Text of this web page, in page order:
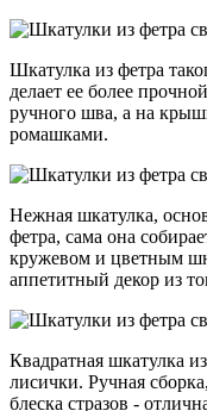
Шкатулка из фетра
делает ее более
ручного шва, а на
ромашками.
Нежная шкатулка,
фетра, сама она
кружевом и цветным
аппетитный декор из
Квадратная шкатулка
лисички. Ручная
блеска стразов -